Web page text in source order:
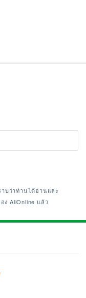
าบว่าท่านได้อ่านและ
ง AllOnline แล้ว